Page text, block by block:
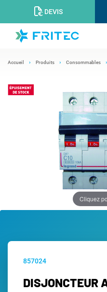
DEVIS
Accueil Produits Consommables
Cliquez
857024
DISJONCTEUR